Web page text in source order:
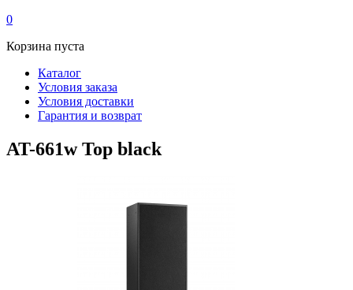
0
Корзина пуста
Каталог
Условия заказа
Условия доставки
Гарантия и возврат
AT-661w Top black